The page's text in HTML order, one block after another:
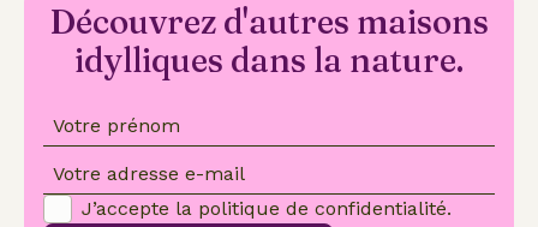
Découvrez d'autres maisons
idylliques dans la nature.
Votre prénom
Votre adresse e-mail
J’accepte la politique de confidentialité.